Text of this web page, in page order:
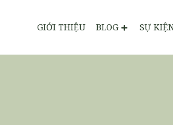
GIỚI THIỆU BLOG SỰ